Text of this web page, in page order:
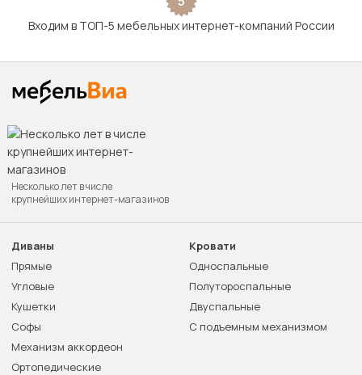
Входим в ТОП-5 мебельных интернет-компаний России
Несколько лет в числе
крупнейших интернет-магазинов
Диваны
Прямые
Угловые
Кушетки
Софы
Механизм аккордеон
Ортопедические
Кровати
Односпальные
Полутороспальные
Двуспальные
С подъемным механизмом